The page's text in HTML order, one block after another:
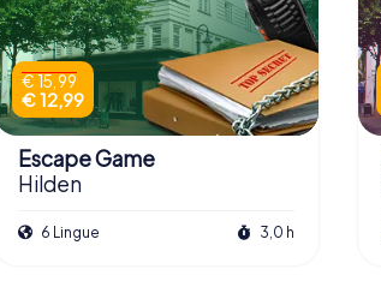
€ 15,99
€ 12,99
Escape Game
Hilden
6 Lingue 3,0 h